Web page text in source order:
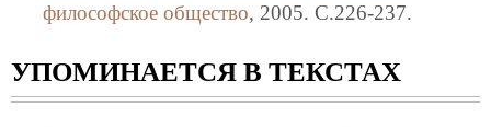
философское общество, 2005. C.226-237.
УПОМИНАЕТСЯ В ТЕКСТАХ